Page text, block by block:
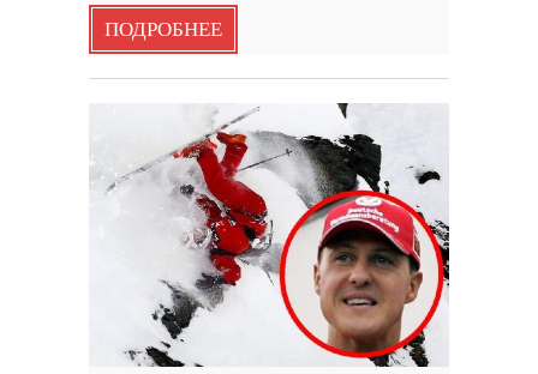
ПОДРОБНЕЕ